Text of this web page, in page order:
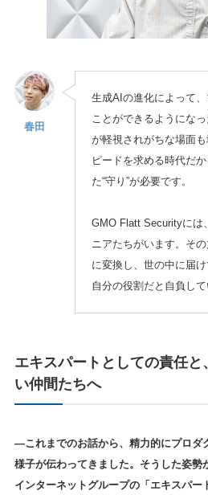
春田
生成AIの進化によって
ことができるようにな
が軽視されがちな場面
ピードを求める時代だ
た“守り”が必要です。
GMO Flatt Securityには
ニアたちがいます。そ
に変換し、世の中に届
自分の役割だと自負して
エキスパートとしての責任と
い仲間たちへ
—これまでのお話から、精力的にプロダ
様子が伝わってきました。そうした姿勢
インターネットグループの「エキスパー